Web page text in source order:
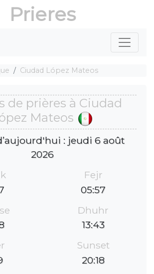
Prieres
Ciudad López Mateos
de prières à Ciudad
Mateos
: jeudi 6 août
2026
Fejr
05:57
Dhuhr
13:43
Sunset
20:18